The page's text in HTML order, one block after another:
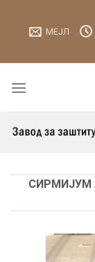
МЕЈЛ
СИРМИЈУМ